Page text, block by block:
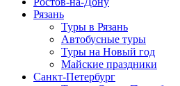
Рязань
Туры в Рязань
Автобусные туры
Туры на Новый год
Майские праздники
Санкт-Петербург